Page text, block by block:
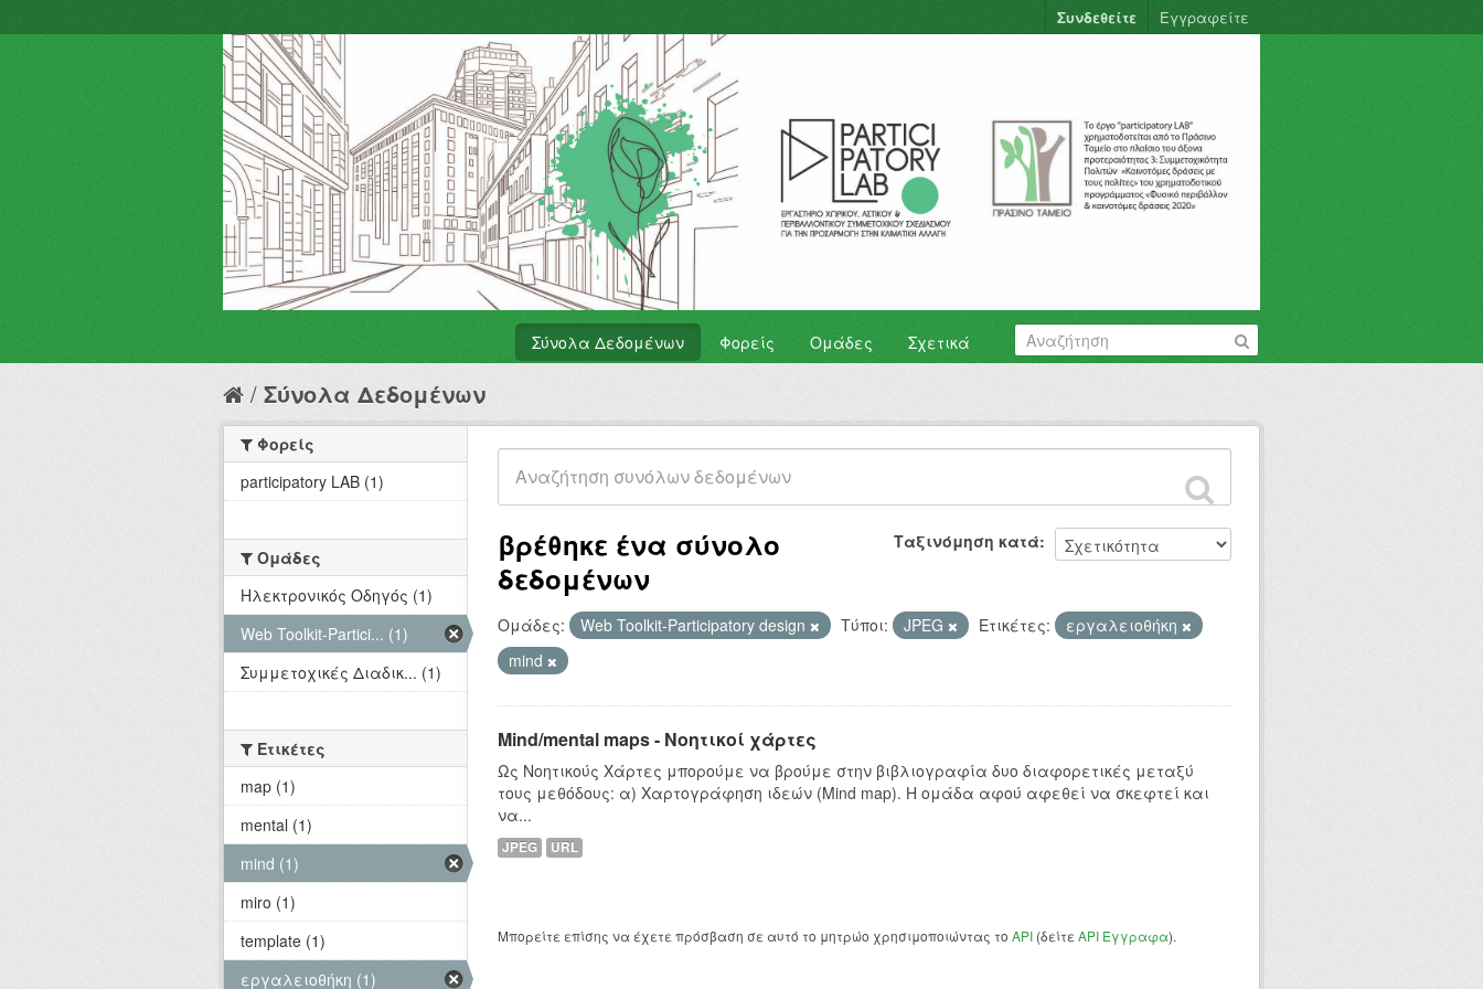
Συνδεθείτε Εγγραφείτε
Σύνολα Δεδομένων Φορείς Ομάδες Σχετικά
Σύνολα Δεδομένων
Ταξινόμηση κατά
βρέθηκε ένα σύνολο
δεδομένων
Ομάδες: Web Toolkit-Participatory design Τύποι: JPEG Ετικέτες:
εργαλειοθήκη
mind
Mind/mental maps - Νοητικοί χάρτες
Ως Νοητικούς Χάρτες μπορούμε να βρούμε στην βιβλιογραφία δυο διαφορετικές μεταξύ
τους μεθόδους: α) Χαρτογράφηση ιδεών (Mind map). Η ομάδα αφού αφεθεί να σκεφτεί και
να...
JPEG URL
Μπορείτε επίσης να έχετε πρόσβαση σε αυτό το μητρώο χρησιμοποιώντας το API (δείτε API Έγγραφα).
Φορείς
participatory LAB (1)
Ομάδες
Hλεκτρονικός Οδηγός (1)
Web Toolkit-Partici... (1)
Συμμετοχικές Διαδικ... (1)
Ετικέτες
map (1)
mental (1)
mind (1)
miro (1)
template (1)
εργαλειοθήκη (1)